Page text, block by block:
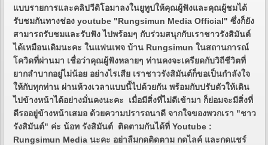
แบบรายการและคลิปวีดิโอมาลงในยูทูปให้คุณผู้ฟังและคุณผู้ชมได้
รับชมกันทางช่อง youtube "Rungsimun Media Official" ซึ่งก็ยัง
สามารถรับชมและรับฟัง ไปพร้อมๆ กับร่วมสนุกกับเราชาวรังสิมันต์
ได้เหมือนเดิมนะคะ ในแฟนเพจ บ้าน Rungsimun ในสถานการณ์
โควิดที่ผ่านมา เชื่อว่าคุณผู้ฟังหลายๆ ท่านคงจะเครียดกับวิถีชีวิตที่
ยากลำบากอยู่ไม่น้อย อย่างไรเสีย เราชาวรังสิมันต์ก็ขอเป็นกำลังใจ
ให้กับทุกท่าน ผ่านห้วงเวลาแบบนี้ไปด้วยกัน พร้อมกับปรับตัวให้เดิน
ไปข้างหน้าได้อย่างมั่นคงนะคะ เมื่อมีสิ่งที่ไม่ดีเข้ามา ก็ย่อมจะมีสิ่งที่
ดีรออยู่ข้างหน้าเสมอ ด้วยความปรารถนาดี จากใจของพวกเรา "ชาว
รังสิมันต์" ค่ะ น้อท รังสิมันต์ ติดตามกันได้ที่ Youtube :
Rungsimun Media นะคะ อย่าลืมกดติดตาม กดไลค์ และกดแชร์